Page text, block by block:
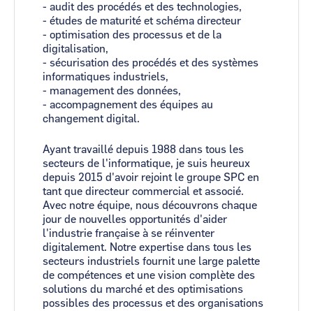
- audit des procédés et des technologies,
- études de maturité et schéma directeur
- optimisation des processus et de la
digitalisation,
- sécurisation des procédés et des systèmes
informatiques industriels,
- management des données,
- accompagnement des équipes au
changement digital.
Ayant travaillé depuis 1988 dans tous les
secteurs de l'informatique, je suis heureux
depuis 2015 d'avoir rejoint le groupe SPC en
tant que directeur commercial et associé.
Avec notre équipe, nous découvrons chaque
jour de nouvelles opportunités d'aider
l'industrie française à se réinventer
digitalement. Notre expertise dans tous les
secteurs industriels fournit une large palette
de compétences et une vision complète des
solutions du marché et des optimisations
possibles des processus et des organisations